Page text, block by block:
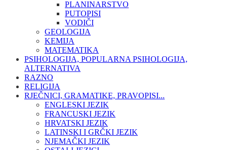
PLANINARSTVO
PUTOPISI
VODIČI
GEOLOGIJA
KEMIJA
MATEMATIKA
PSIHOLOGIJA, POPULARNA PSIHOLOGIJA,
ALTERNATIVA
RAZNO
RELIGIJA
RJEČNICI, GRAMATIKE, PRAVOPISI...
ENGLESKI JEZIK
FRANCUSKI JEZIK
HRVATSKI JEZIK
LATINSKI I GRČKI JEZIK
NJEMAČKI JEZIK